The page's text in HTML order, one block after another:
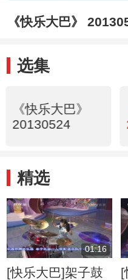
《快乐大巴》
选集
《快乐大巴》
20130524
精选
01:16
[快乐大巴]架子鼓
[